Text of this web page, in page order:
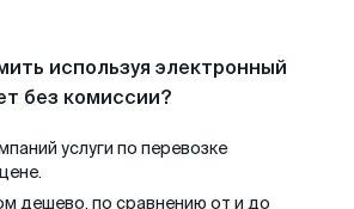
используя электронный
без комиссии?
услуги по перевозке
дешево, по сравнению от и до